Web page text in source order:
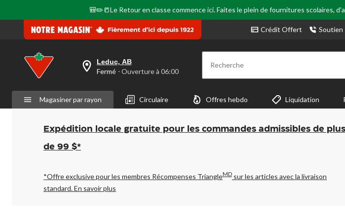
🎒✏️📒Le Retour en classe commence ici. Faites le plein de fournitures scolaires,
Crédit Offert Soutien
votre
est
Leduc,
AB,
Fermé,
Ouverture
à
pour
changer
Leduc, AB
Fermé ⋅ Ouverture à 06:00 Recherche
Magasiner par rayon Circulaire Offres hebdo Liquidation
Expédition locale gratuite pour les commandes admissibles de plus
de 99 $*
*Offre exclusive pour les membres Récompenses TriangleMD sur les articles avec la livraison
standard.En savoir plus